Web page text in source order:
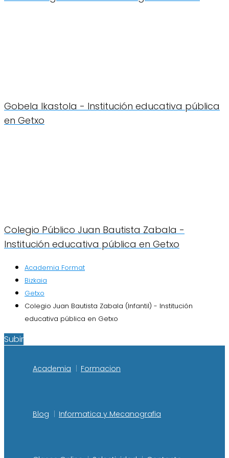
Gobela Ikastola - Institución educativa pública
en Getxo
Colegio Público Juan Bautista Zabala -
Institución educativa pública en Getxo
Academia Format
Bizkaia
Getxo
Colegio Juan Bautista Zabala (Infantil) - Institución
educativa pública en Getxo
Subir
Academia Formacion
Blog Informatica y Mecanografia